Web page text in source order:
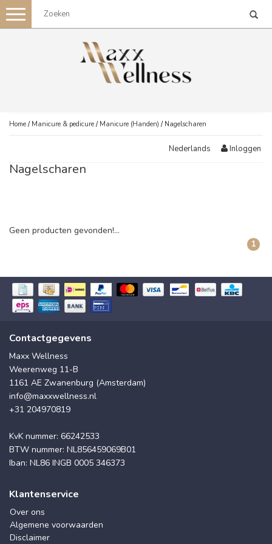
Toggle
navigation
Home / Manicure & pedicure / Manicure (Handen) / Nagelscharen
Nederlands Inloggen
Nagelscharen
Geen producten gevonden!...
1
Contactgegevens
Maxx Wellness
Weerenweg 11-B
1161 AE Zwanenburg (Amsterdam)
info@maxxwellness.nl
+31 204970819
KvK nummer: 66242533
BTW nummer: NL856459069B01
Iban: NL86 INGB 0005 346373
Klantenservice
Over ons
Algemene voorwaarden
Disclaimer